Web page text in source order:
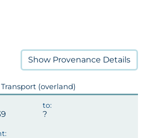
Show Provenance Details
(overland)